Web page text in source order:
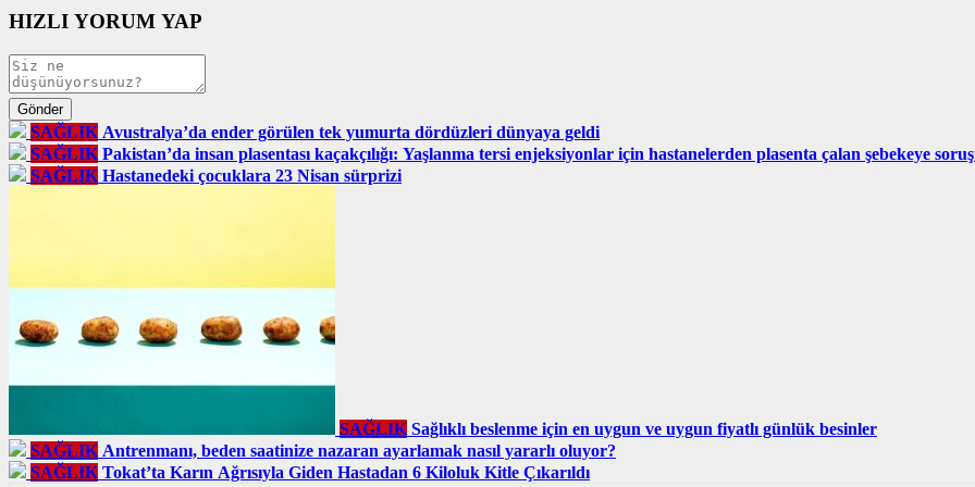
HIZLI YORUM YAP
SAĞLIK Avustralya’da ender görülen tek yumurta dördüzleri dünyaya geldi
SAĞLIK Pakistan’da insan plasentası kaçakçılığı: Yaşlanma tersi enjeksiyonlar için hastanelerden plasenta çalan şebekeye
SAĞLIK Hastanedeki çocuklara 23 Nisan sürprizi
SAĞLIK Sağlıklı beslenme için en uygun ve uygun fiyatlı günlük besinler
SAĞLIK Antrenmanı, beden saatinize nazaran ayarlamak nasıl yararlı oluyor?
SAĞLIK Tokat’ta Karın Ağrısıyla Giden Hastadan 6 Kiloluk Kitle Çıkarıldı